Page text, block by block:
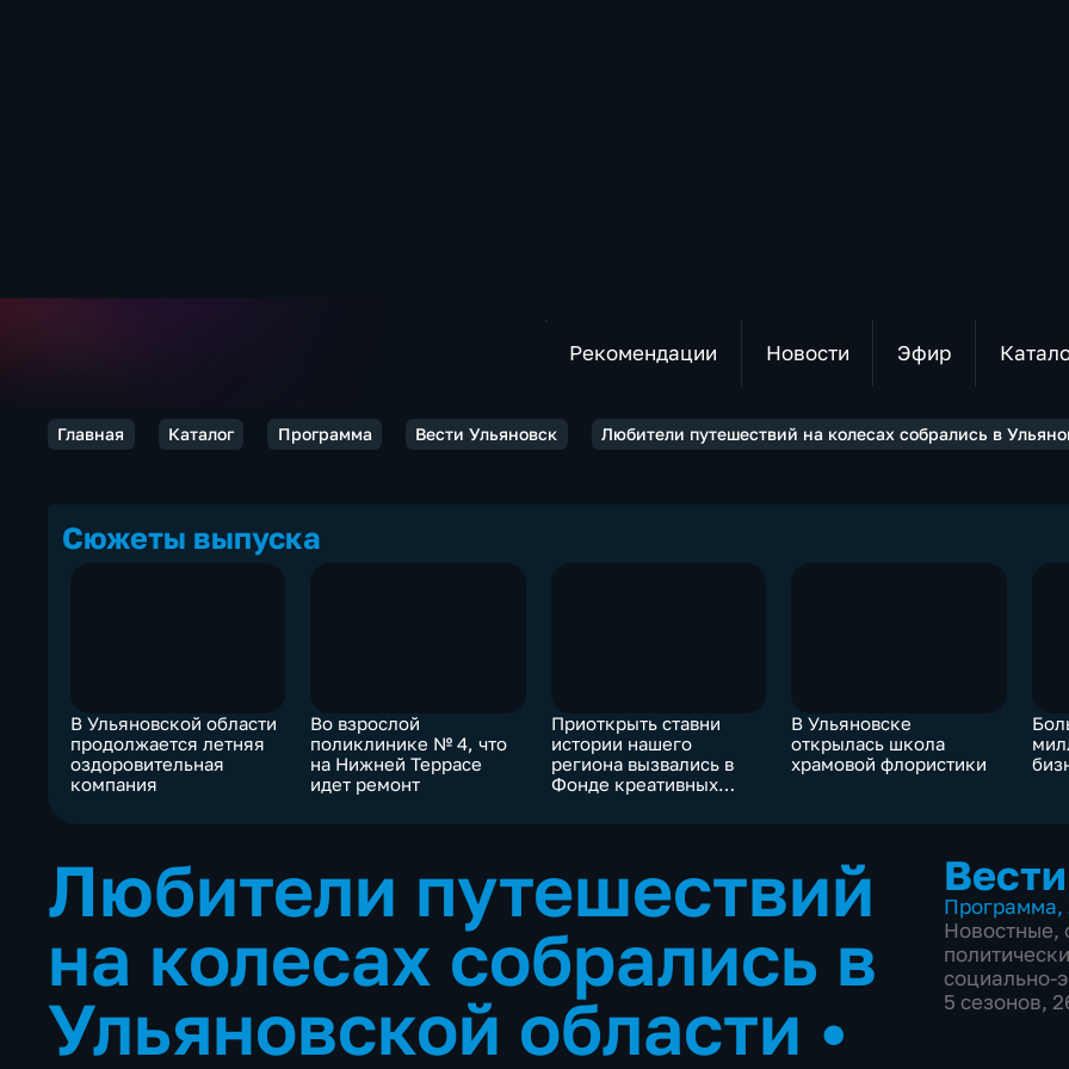
Рекомендации Новости Эфир
Главная Каталог Программа Вести Ульяновск Любители путешествий на колесах собрались в
Сюжеты выпуска
В Ульяновской области
продолжается летняя
оздоровительная
компания
Во взрослой
поликлинике № 4, что
на Нижней Террасе
идет ремонт
Приоткрыть ставни
истории нашего
региона вызвались в
Фонде креативных
В Ульяновске
открылась школа
храмовой флористики
Любители путешествий
на колесах собрались в
Ульяновской области •
Программа,
Новостные,
социально-
5 сезонов,